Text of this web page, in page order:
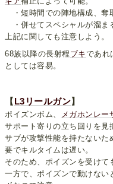
・短時間での陣地構成、奪
・併せてスペシャルが溜ま
上記に関しても注意しよう。
68族以降の長射程 ブキであれ
としては容易。
【L3リールガン】
ポイズンボム、 メガホンレー
サポート寄りの立ち回りを見
サブが攻撃性能を持たないた
要でキルタイムは遅い。
そのため、ポイズンを受けて
一方で、ポイズンで動けない